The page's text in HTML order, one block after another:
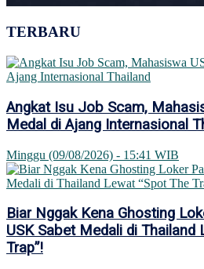
TERBARU
Angkat Isu Job Scam,
Medal di Ajang Internasional
Minggu (09/08/2026) - 15:41 WIB
Biar Nggak Kena Ghosting
USK Sabet Medali di Thailand
Trap”!